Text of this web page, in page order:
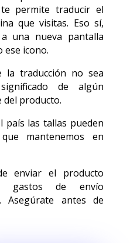
permite traducir el
que visitas. Eso sí,
una nueva pantalla
ese icono.
la traducción no sea
de algún
producto.
país las tallas pueden
mantenemos en
enviar el producto
gastos de envío
Asegúrate antes de